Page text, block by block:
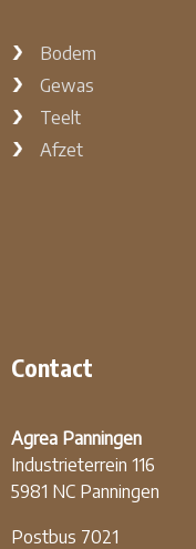
Bodem
Gewas
Teelt
Afzet
Contact
Agrea Panningen
Industrieterrein 116
5981 NC Panningen
Postbus 7021